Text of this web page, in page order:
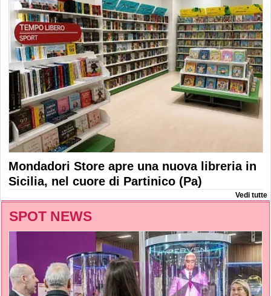
Mondadori Store apre una nuova libreria in
Sicilia, nel cuore di Partinico (Pa)
Vedi tutte
SPOT NEWS